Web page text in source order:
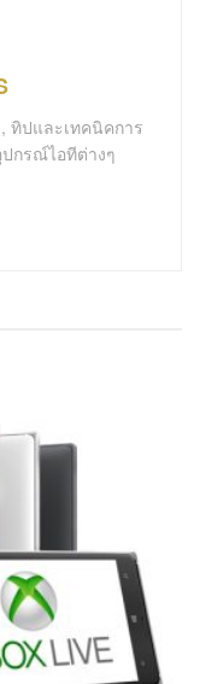
ทิปและเทคนิคการ
กรณ์ไอทีต่างๆ